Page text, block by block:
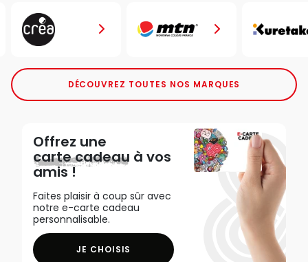
DÉCOUVREZ TOUTES NOS MARQUES
Offrez une
carte cadeau à vos
amis !
Faites plaisir à coup sûr avec
notre e-carte cadeau
personnalisable.
JE CHOISIS